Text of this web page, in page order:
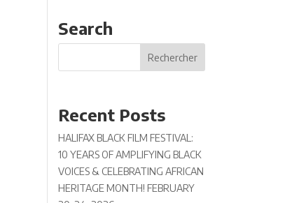
Search
Recent Posts
HALIFAX BLACK FILM FESTIVAL:
10 YEARS OF AMPLIFYING BLACK
VOICES & CELEBRATING AFRICAN
HERITAGE MONTH! FEBRUARY